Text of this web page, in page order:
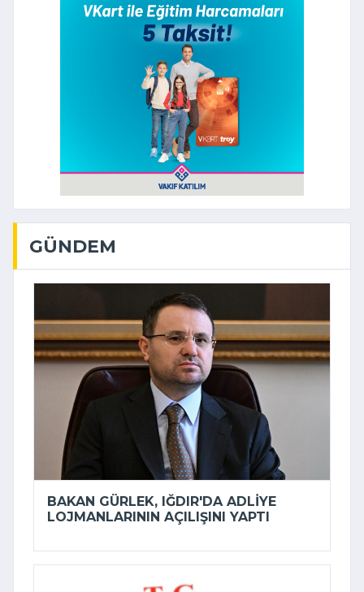
GÜNDEM
BAKAN GÜRLEK, IĞDIR'DA ADLIYE
LOJMANLARININ AÇILIŞINI YAPTI